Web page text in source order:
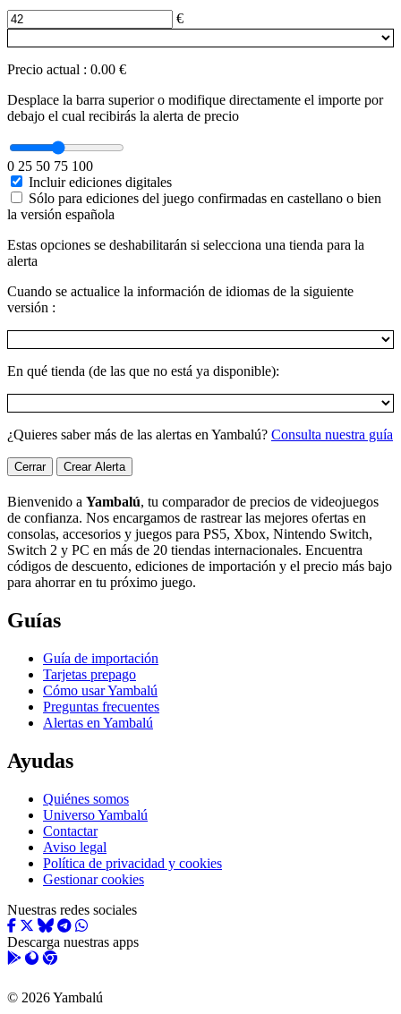
€
Precio actual : 0.00 €
Desplace la barra superior o modifique directamente el importe por
debajo el cual recibirás la alerta de precio
0 25 50 75 100
Incluir ediciones digitales
Sólo para ediciones del juego confirmadas en castellano o bien
la versión española
Estas opciones se deshabilitarán si selecciona una tienda para la
alerta
Cuando se actualice la información de idiomas de la siguiente
versión :
En qué tienda (de las que no está ya disponible):
¿Quieres saber más de las alertas en Yambalú? Consulta nuestra guía
Cerrar Crear Alerta
Bienvenido a Yambalú, tu comparador de precios de videojuegos
de confianza. Nos encargamos de rastrear las mejores ofertas en
consolas, accesorios y juegos para PS5, Xbox, Nintendo Switch,
Switch 2 y PC en más de 20 tiendas internacionales. Encuentra
códigos de descuento, ediciones de importación y el precio más bajo
para ahorrar en tu próximo juego.
Guías
Guía de importación
Tarjetas prepago
Cómo usar Yambalú
Preguntas frecuentes
Alertas en Yambalú
Ayudas
Quiénes somos
Universo Yambalú
Contactar
Aviso legal
Política de privacidad y cookies
Gestionar cookies
Nuestras redes sociales
Descarga nuestras apps
© 2026 Yambalú